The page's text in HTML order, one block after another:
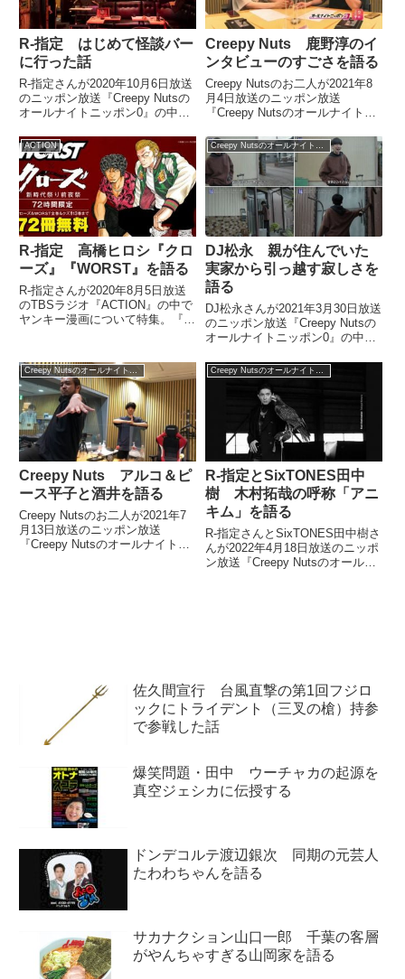
R-指定 はじめて怪談バー
に行った話
R-指定さんが2020年10月6日放送
のニッポン放送『Creepy Nutsの
オールナイトニッポン0』の中で
に行った際の模様を話していまし
た。（R-指定）まあでも（霜降り
明星・せいやさんと）同世代とか
について、...
Creepy Nuts 鹿野淳のイ
ンタビューのすごさを語る
Creepy Nutsのお二人が2021年8
月4日放送のニッポン放送
『Creepy Nutsのオールナイトニ
タートークの中でインタビューに
ついてトーク。鹿野淳さんのイン
タビューのすごさや、高
木"JET"晋一郎さんの日本語ラッ
プヘッズとしての信頼感などにつ
いて話していました。
ACTION
R-指定 高橋ヒロシ『クロ
ーズ』『WORST』を語る
R-指定さんが2020年8月5日放送
のTBSラジオ『ACTION』の中で
ヤンキー漫画について特集。『ク
に詳しい批評家・ライターの森田
真功さんと話していました。#ヤ
ンキー漫画 を考...
DJ松永 親が住んでいた
実家から引っ越す寂しさを
語る
DJ松永さんが2021年3月30日放送
のニッポン放送『Creepy Nutsの
オールナイトニッポン0』の中で
が引っ越してしまったことについ
てトーク。その寂しさについて同
じ経験をしたことがあるR-指定さ
んと話していました。
Creepy Nutsのオールナイトニッポン0
Creepy Nuts アルコ＆ピ
ース平子と酒井を語る
Creepy Nutsのお二人が2021年7
月13日放送のニッポン放送
『Creepy Nutsのオールナイトニ
R-指定とSixTONES田中
樹 木村拓哉の呼称「アニ
キム」を語る
R-指定さんとSixTONES田中樹さ
んが2022年4月18日放送のニッポ
ン放送『Creepy Nutsのオールナ
佐久間宣行 台風直撃の第1回フジロ
ックにトライデント（三叉の槍）持参
で参戦した話
爆笑問題・田中 ウーチャカの起源を
真空ジェシカに伝授する
ドンデコルテ渡辺銀次 同期の元芸人
たわわちゃんを語る
サカナクション山口一郎 千葉の客層
がやんちゃすぎる山岡家を語る